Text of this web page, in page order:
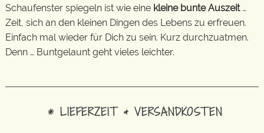
Schaufenster spiegeln ist wie eine kleine bunte Auszeit…
Zeit, sich an den kleinen Dingen des Lebens zu erfreuen.
Einfach mal wieder für Dich zu sein. Kurz durchzuatmen.
Denn … Buntgelaunt geht vieles leichter.
* LIEFERZEIT & VERSANDKOSTEN